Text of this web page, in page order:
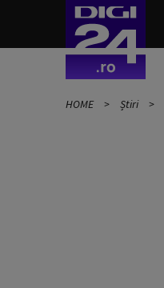
HOME Știri